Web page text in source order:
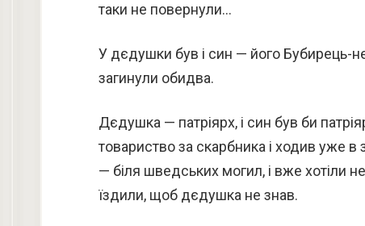
таки не повернули…
У дєдушки був і син — його Бубирець-
загинули обидва.
Дєдушка — патріярх, і син був би
товариство за скарбника і ходив уже в
— біля шведських могил, і вже хотіли
їздили, щоб дєдушка не знав.